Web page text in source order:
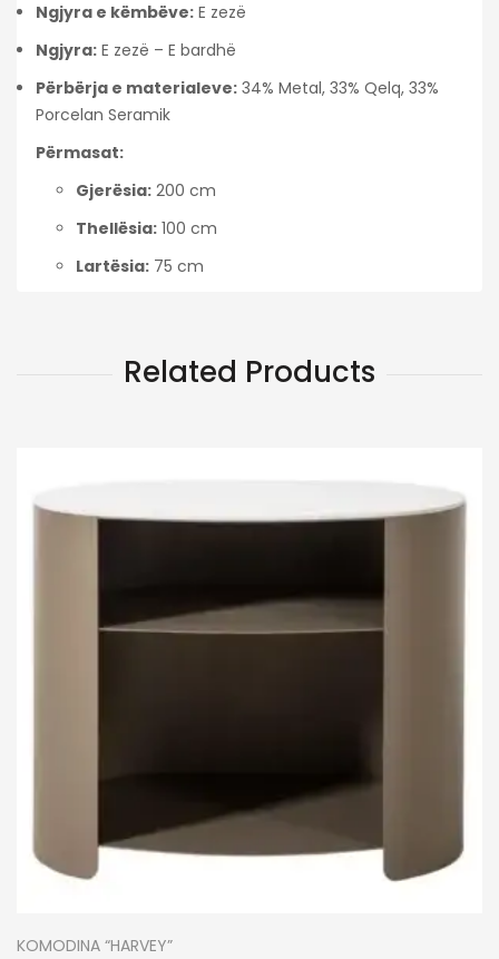
Ngjyra e këmbëve: E zezë
Ngjyra: E zezë – E bardhë
Përbërja e materialeve: 34% Metal, 33% Qelq, 33%
Porcelan Seramik
Përmasat:
Gjerësia: 200 cm
Thellësia: 100 cm
Lartësia: 75 cm
Related Products
KOMODINA “HARVEY”